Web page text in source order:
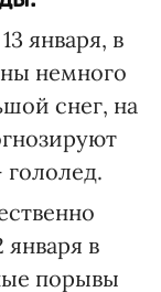
января, в
немного
снег, на
гололед.
в
порывы